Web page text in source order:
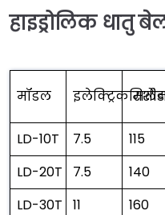
हाइड्रोलिक धातु
मॉडल इलेक्ट्रिक
LD-10T 7.5 115
LD-20T
7.5 140
LD-30T
11 160